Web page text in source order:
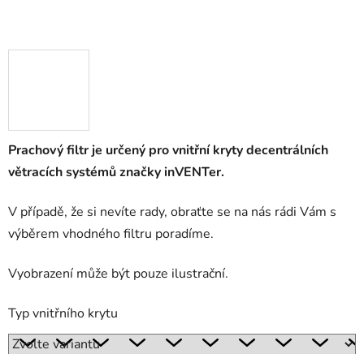
Prachový filtr je určený pro vnitřní kryty decentrálních
větracích systémů značky inVENTer.
V případě, že si nevíte rady, obraťte se na nás rádi Vám s
výběrem vhodného filtru poradíme.
Vyobrazení může být pouze ilustrační.
Typ vnitřního krytu